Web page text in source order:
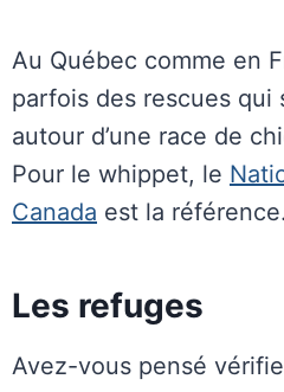
Au Québec comme en
parfois des rescues qui
autour d’une race de
Pour le whippet, le
Canada est la référence.
Les refuges
Avez-vous pensé